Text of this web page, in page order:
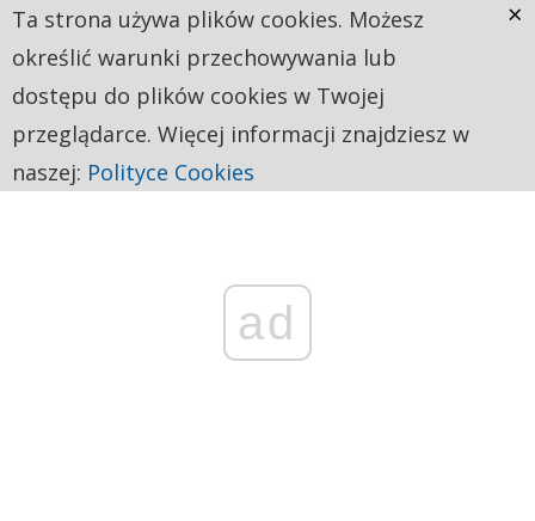
ad
Ta strona używa plików cookies. Możesz
określić warunki przechowywania lub
dostępu do plików cookies w Twojej
przeglądarce. Więcej informacji znajdziesz w
naszej: Polityce Cookies
×